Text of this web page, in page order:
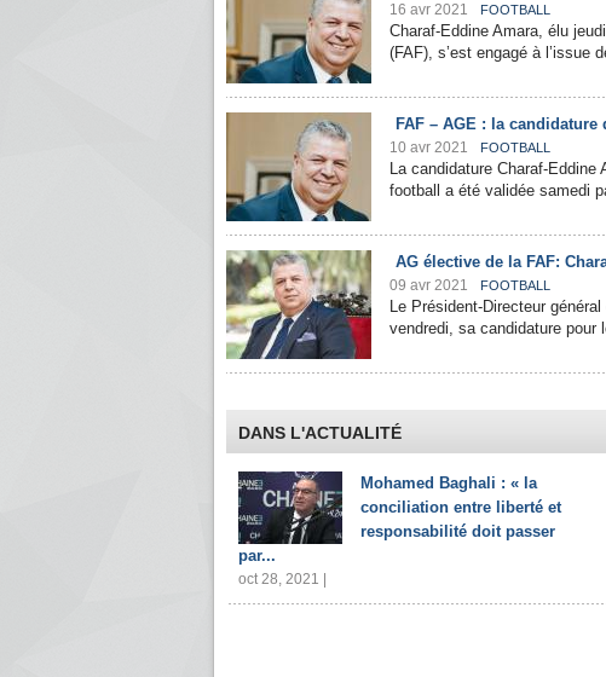
16 avr 2021 FOOTBALL
Charaf-Eddine Amara, élu
(FAF), s’est engagé à l’issue
FAF – AGE : la
10 avr 2021 FOOTBALL
La candidature Charaf-
football a été validée samedi
AG élective de la FAF:
09 avr 2021 FOOTBALL
Le Président-Directeur
vendredi, sa candidature pour
DANS L'ACTUALITÉ
Mohamed Baghali : « la
conciliation entre liberté et
responsabilité doit passer
par...
oct 28, 2021 |